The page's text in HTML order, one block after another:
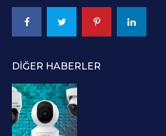
DIĞER HABERLER